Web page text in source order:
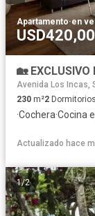
Apartamento·en
Avenida Los Incas,
230 m²2 Dormitorios
·Cochera·Cocina
Actualizado hace
1/2